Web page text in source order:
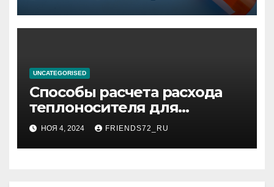
UNCATEGORISED
Способы расчета расхода
теплоносителя для
системы отопления
НОЯ 4, 2024 FRIENDS72_RU